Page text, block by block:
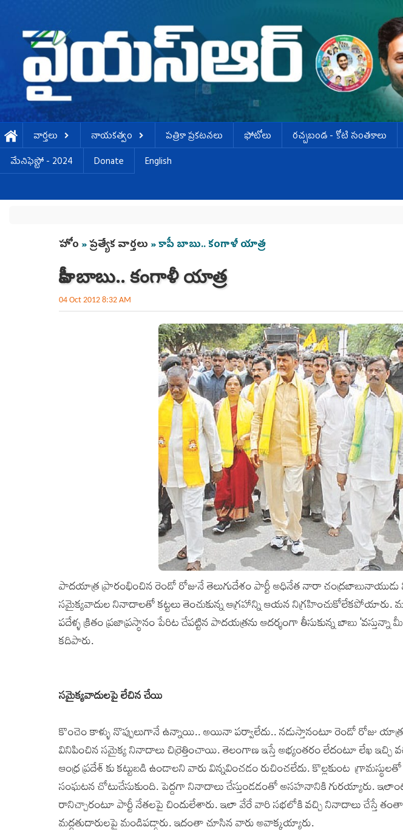
వార్తలు నాయకత్వం పత్రికా ప్రకటనలు ఫోటోలు ర‌చ్చ‌బండ‌ - కోటి సంత‌కాలు
మేనిఫెస్టో - 2024
Donate English
You are here
హోం »ప్రత్యేక వార్తలు » కాపీ బాబు.. కంగాళీ యాత్ర
కాపీ బాబు.. కంగాళీ యాత్ర
04 Oct 2012 8:32 AM
పాదయాత్ర ప్రారంభించిన రెండో రోజునే తెలుగుదేశం పార్టీ అధినేత నారా
సమైక్యవాదుల నినాదాలతో కట్టలు తెంచుకున్న ఆగ్రహాన్ని ఆయన
పదేళ్ళ క్రితం ప్రజాప్రస్థానం పేరిట చేపట్టిన పాదయత్రను ఆదర్శంగా తీసుకున్న బాబు 'వస్తున్నా
కదిపారు.
సమైక్యవాదులపై లేచిన చేయి
కొంచెం కాళ్ళు నొప్పులుగానే ఉన్నాయి.. అయినా పర్వాలేదు.. నడుస్తానంటూ రెండో రోజు
వినిపించిన సమైక్య నినాదాలు చిర్రెత్తించాయి. తెలంగాణ ఇస్తే అభ్యంతరం లేదంటూ లేఖ ఇచ్చి
ఆంధ్ర ప్రదేశ్ కు కట్టుబడి ఉండాలని వారు విన్నవించడం రుచించలేదు. కొల్లకుంట
సంఘటన చోటుచేసుకుంది. పెద్దగా నినాదాలు చేస్తుండడంతో అసహనానికి గురయ్యారు.
రానిచ్చారంటూ పార్టీ నేతలపై చిందులేశారు. ఇలా వేరే వారి సభలోకి వచ్చి నినాదాలు చేస్తే
మద్దతుదారులపై మండిపడ్డారు. ఇదంతా చూసిన వారు అవాక్కయ్యారు.